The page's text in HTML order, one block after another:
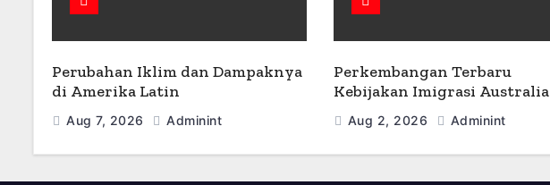
Perubahan Iklim dan Dampaknya
di Amerika Latin
Aug 7, 2026 Adminint
Perkembangan Terbaru
Kebijakan Imigrasi Australia
Aug 2, 2026 Adminint